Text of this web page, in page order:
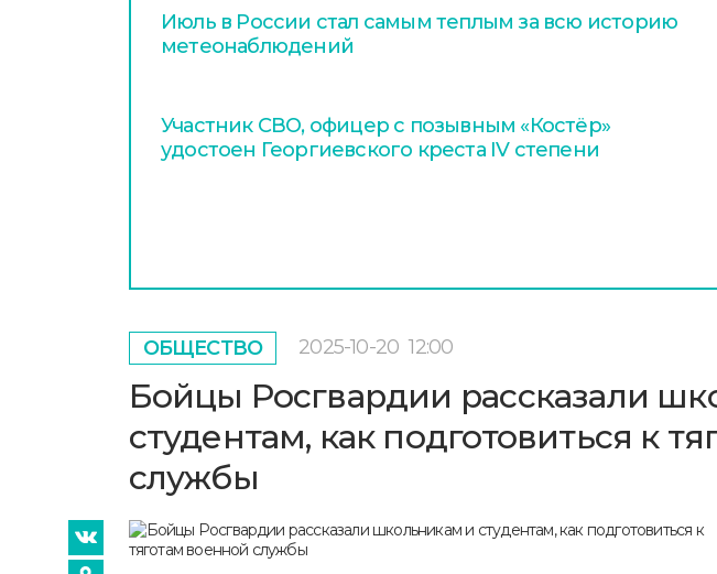
Июль в России стал самым теплым за всю историю
метеонаблюдений
Участник СВО, офицер с позывным «Костёр»
удостоен Георгиевского креста IV степени
ОБЩЕСТВО 2025-10-20 12:00
Бойцы Росгвардии рассказали
студентам, как подготовиться к
службы